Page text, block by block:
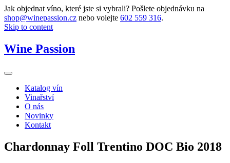
Jak objednat víno, které jste si vybrali? Pošlete objednávku na
shop@winepassion.cz nebo volejte 602 559 316.
Skip to content
Wine Passion
Katalog vín
Vinařství
O nás
Novinky
Kontakt
Chardonnay Foll Trentino DOC Bio 2018